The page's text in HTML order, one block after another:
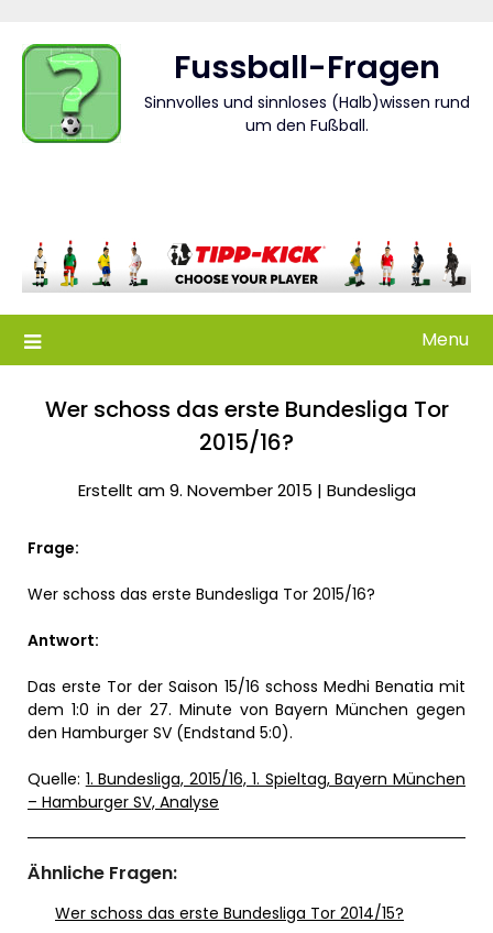
content
Fussball-Fragen
Sinnvolles und sinnloses (Halb)wissen rund
um den Fußball.
Menu
Wer schoss das erste Bundesliga Tor
2015/16?
Erstellt am 9. November 2015 | Bundesliga
Frage:
Wer schoss das erste Bundesliga Tor 2015/16?
Antwort:
Das erste Tor der Saison 15/16 schoss Medhi Benatia mit
dem 1:0 in der 27. Minute von Bayern München gegen
den Hamburger SV (Endstand 5:0).
Quelle: 1. Bundesliga, 2015/16, 1. Spieltag, Bayern München
– Hamburger SV, Analyse
Ähnliche Fragen:
Wer schoss das erste Bundesliga Tor 2014/15?